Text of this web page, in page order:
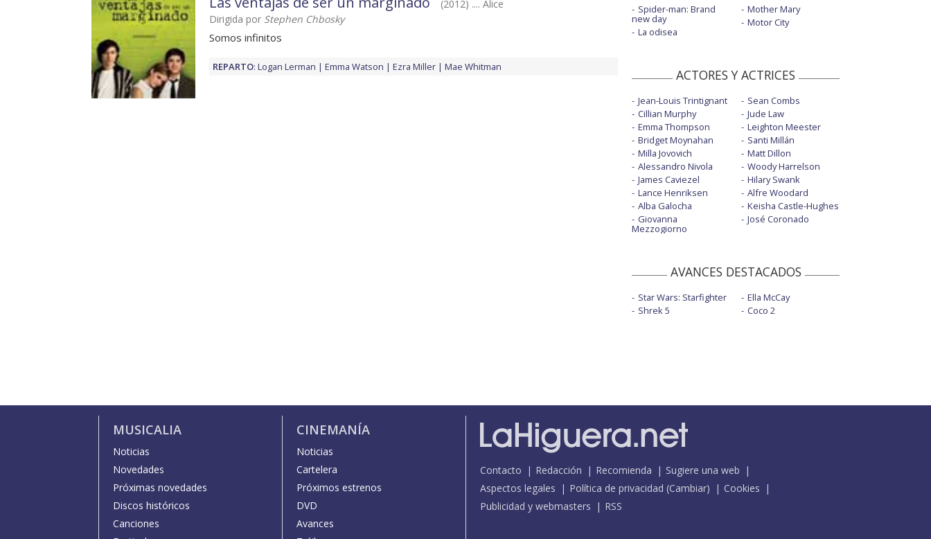
(2012) .... Alice
Dirigida por Stephen Chbosky
Somos infinitos
REPARTO: Logan Lerman Emma Watson Ezra Miller Mae Whitman
Spider-man: Brand
new day
La odisea
Mother Mary
Motor City
ACTORES Y ACTRICES
Jean-Louis Trintignant
Cillian Murphy
Emma Thompson
Bridget Moynahan
Milla Jovovich
Alessandro Nivola
James Caviezel
Lance Henriksen
Alba Galocha
Giovanna
Mezzogiorno
Sean Combs
Jude Law
Leighton Meester
Santi Millán
Matt Dillon
Woody Harrelson
Hilary Swank
Alfre Woodard
Keisha Castle-Hughes
José Coronado
AVANCES DESTACADOS
Star Wars: Starfighter
Shrek 5
Ella McCay
Coco 2
MUSICALIA
Noticias
Novedades
Próximas novedades
Discos históricos
Canciones
CINEMANÍA
Noticias
Cartelera
Próximos estrenos
DVD
Avances
Contacto Redacción Recomienda
Sugiere una web
Aspectos legales
Política de privacidad (Cambiar)
Cookies
Publicidad y webmasters
RSS